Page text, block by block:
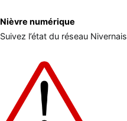
Nièvre numérique
Suivez l’état du réseau Nivernais